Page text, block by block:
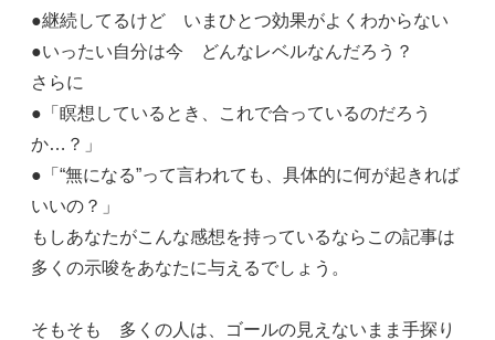
●継続してるけど いまひとつ効果がよくわからない
●いったい自分は今 どんなレベルなんだろう？
さらに
●「瞑想しているとき、これで合っているのだろう
か…？」
●「“無になる”って言われても、具体的に何が起きれば
いいの？」
もしあなたがこんな感想を持っているならこの記事は
多くの示唆をあなたに与えるでしょう。
そもそも 多くの人は、ゴールの見えないまま手探り